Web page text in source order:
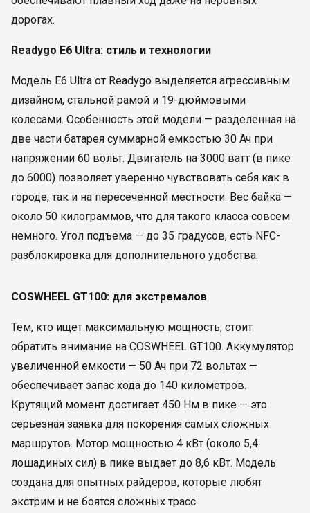
дорогах.
Readygo E6 Ultra: стиль и технологии
Модель E6 Ultra от Readygo выделяется агрессивным
дизайном, стальной рамой и 19-дюймовыми
колесами. Особенность этой модели — разделенная на
две части батарея суммарной емкостью 30 Ач при
напряжении 60 вольт. Двигатель на 3000 ватт (в пике
до 6000) позволяет уверенно чувствовать себя как в
городе, так и на пересеченной местности. Вес байка —
около 50 килограммов, что для такого класса совсем
немного. Угол подъема — до 35 градусов, есть NFC-
разблокировка для дополнительного удобства.
COSWHEEL GT100: для экстремалов
Тем, кто ищет максимальную мощность, стоит
обратить внимание на COSWHEEL GT100. Аккумулятор
увеличенной емкости — 50 Ач при 72 вольтах —
обеспечивает запас хода до 140 километров.
Крутящий момент достигает 450 Нм в пике — это
серьезная заявка для покорения самых сложных
маршрутов. Мотор мощностью 4 кВт (около 5,4
лошадиных сил) в пике выдает до 8,6 кВт. Модель
создана для опытных райдеров, которые любят
экстрим и не боятся сложных трасс.